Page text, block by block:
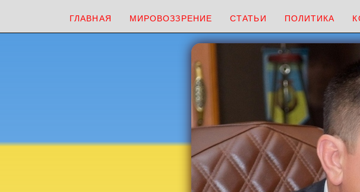
ГЛАВНАЯ МИРОВОЗЗРЕНИЕ СТАТЬИ ПОЛИТИКА